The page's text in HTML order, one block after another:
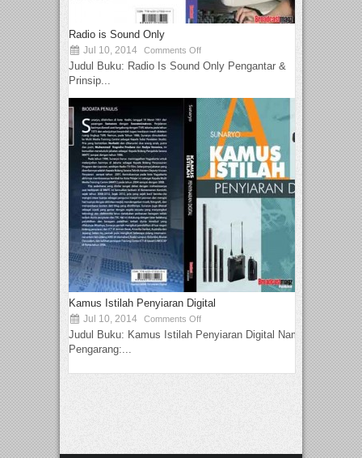
Radio is Sound Only
Jul 10, 2014 Comments Off
Judul Buku: Radio Is Sound Only Pengantar &
Prinsip...
Kamus Istilah Penyiaran Digital
Jul 10, 2014 Comments Off
Judul Buku: Kamus Istilah Penyiaran Digital Nama
Pengarang:...